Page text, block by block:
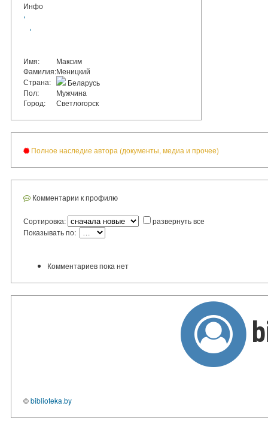
Инфо
‹
›
Имя:
Максим
Фамилия:Меницкий
Страна:
Беларусь
Пол:
Мужчина
Город:
Светлогорск
Полное наследие автора (документы, медиа и прочее)
Комментарии к профилю
Сортировка:
развернуть все
Показывать по:
Комментариев пока нет
©biblioteka.by